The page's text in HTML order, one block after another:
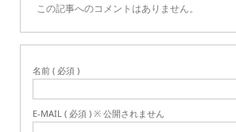
この記事へのコメントはありません。
名前 ( 必須 )
E-MAIL ( 必須 ) ※ 公開されません